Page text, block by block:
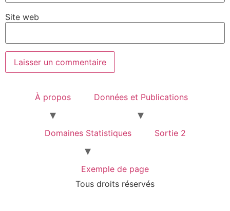
Site web
À propos Données et Publications
Domaines Statistiques Sortie 2
Exemple de page
Tous droits réservés